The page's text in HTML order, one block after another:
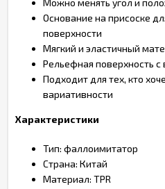
Можно менять угол и
Основание на присоске
поверхности
Мягкий и эластичный
Рельефная поверхность с
Подходит для тех, кто
вариативности
Характеристики
Тип: фаллоимитатор
Страна: Китай
Материал: TPR